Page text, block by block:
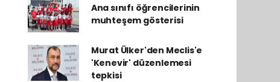
Ana sınıfı öğrencilerinin
muhteşem gösterisi
Murat Ülker'den Meclis'e
'Kenevir' düzenlemesi
tepkisi